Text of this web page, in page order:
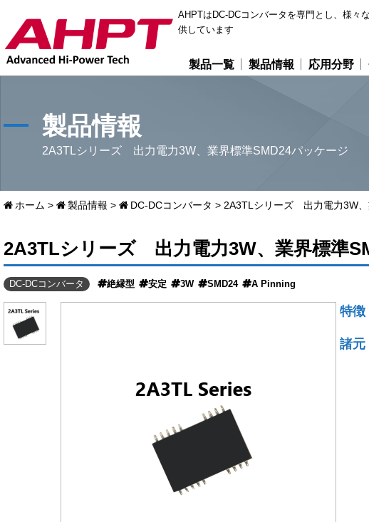
AHPTはDC-DCコンバータを専門とし、様々
供しています
製品一覧 製品情報 応用分野
製品情報
2A3TLシリーズ 出力電力3W、業界標準SMD24パッケージ
ホーム > 製品情報 > DC-DCコンバータ > 2A3TLシリーズ 出力電力3W
2A3TLシリーズ 出力電力3W、業界標準
DC-DCコンバータ 絶縁型 安定 3W SMD24 A Pinning
特徴
諸元